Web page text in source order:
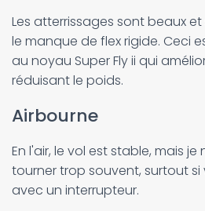
Les atterrissages sont beaux
le manque de flex rigide. Ceci
au noyau Super Fly ii qui
réduisant le poids.
Airbourne
En l'air, le vol est stable, mais je
tourner trop souvent, surtout
avec un interrupteur.